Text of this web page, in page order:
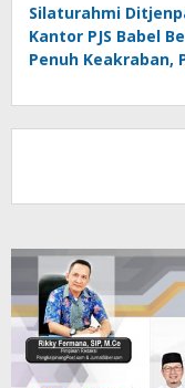
Silaturahmi
Kantor PJS Babel
Penuh Keakraban,
Agustina